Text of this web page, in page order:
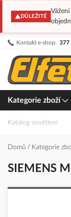
DŮLEŽITÉ
Kontakt e-shop: 377
Přejít
obsah
Kategorie zboží
Katalog osvětlení
Domů Kategorie
SIEMENS